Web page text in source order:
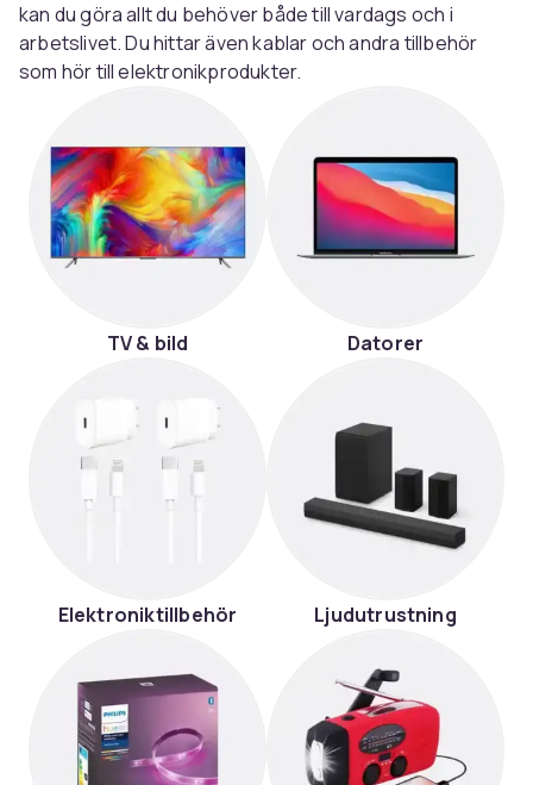
kan du göra allt du behöver både till vardags och i
arbetslivet. Du hittar även kablar och andra tillbehör
som hör till elektronikprodukter.
TV & bild Datorer
Elektroniktillbehör Ljudutrustning